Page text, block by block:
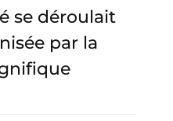
se déroulait
par la